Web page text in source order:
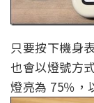
只要按下機身
也會以燈號方
燈亮為 75％，